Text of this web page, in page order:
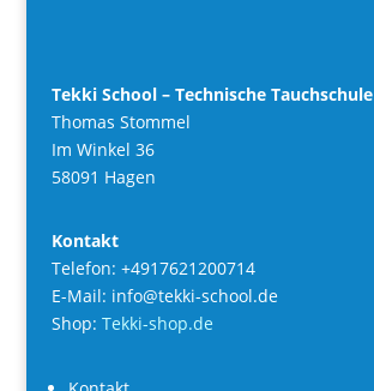
Tekki School – Technische Tauchschule
Thomas Stommel
Im Winkel 36
58091 Hagen
Kontakt
Telefon: +4917621200714
E-Mail: info@tekki-school.de
Shop: Tekki-shop.de